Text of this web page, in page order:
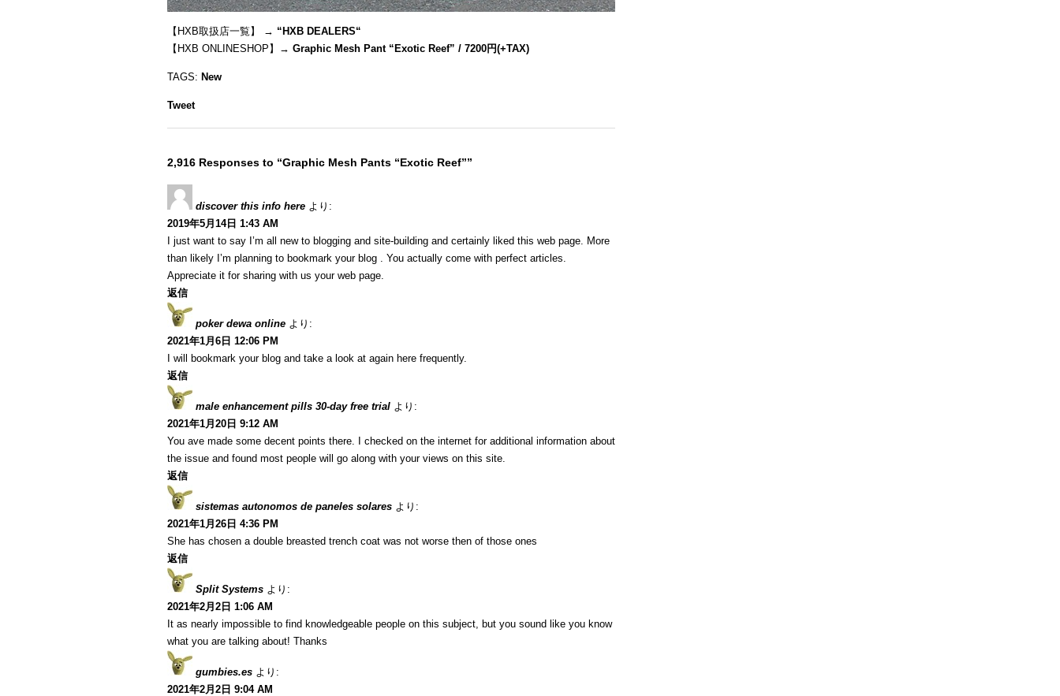
【HXB取扱店一覧】 → “ HXB DEALERS“
【HXB ONLINESHOP】→ Graphic Mesh Pant “Exotic Reef” / 7200円(+TAX)
TAGS: New
Tweet
2,916 Responses to “Graphic Mesh Pants “Exotic Reef””
discover this info here より:
2019年5月14日 1:43 AM
I just want to say I’m all new to blogging and site-building and certainly liked this web page. More
than likely I’m planning to bookmark your blog . You actually come with perfect articles.
Appreciate it for sharing with us your web page.
返信
poker dewa online より:
2021年1月6日 12:06 PM
I will bookmark your blog and take a look at again here frequently.
返信
male enhancement pills 30-day free trial より:
2021年1月20日 9:12 AM
You ave made some decent points there. I checked on the internet for additional information about
the issue and found most people will go along with your views on this site.
返信
sistemas autonomos de paneles solares より:
2021年1月26日 4:36 PM
She has chosen a double breasted trench coat was not worse then of those ones
返信
Split Systems より:
2021年2月2日 1:06 AM
It as nearly impossible to find knowledgeable people on this subject, but you sound like you know
what you are talking about! Thanks
gumbies.es より:
2021年2月2日 9:04 AM